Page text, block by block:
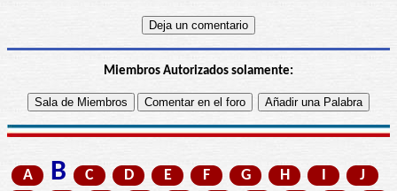
Miembros Autorizados solamente:
A B C D E F G H I
J